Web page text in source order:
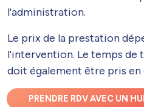
l'administration.
Le prix de la prestation
l'intervention. Le temps de
doit également être pris en
PRENDRE RDV AVEC UN